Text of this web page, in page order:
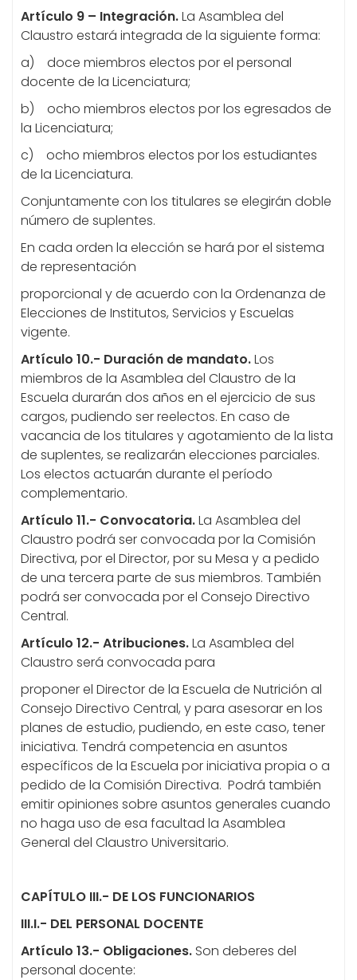
Artículo 9 – Integración.La Asamblea del
Claustro estará integrada de la siguiente forma:
a) doce miembros electos por el personal
docente de la Licenciatura;
b) ocho miembros electos por los egresados de
la Licenciatura;
c) ocho miembros electos por los estudiantes
de la Licenciatura.
Conjuntamente con los titulares se elegirán doble
número de suplentes.
En cada orden la elección se hará por el sistema
de representación
proporcional y de acuerdo con la Ordenanza de
Elecciones de Institutos, Servicios y Escuelas
vigente.
Artículo 10.- Duración de mandato.Los
miembros de la Asamblea del Claustro de la
Escuela durarán dos años en el ejercicio de sus
cargos, pudiendo ser reelectos. En caso de
vacancia de los titulares y agotamiento de la lista
de suplentes, se realizarán elecciones parciales.
Los electos actuarán durante el período
complementario.
Artículo 11.- Convocatoria.La Asamblea del
Claustro podrá ser convocada por la Comisión
Directiva, por el Director, por su Mesa y a pedido
de una tercera parte de sus miembros. También
podrá ser convocada por el Consejo Directivo
Central.
Artículo 12.- Atribuciones.La Asamblea del
Claustro será convocada para
proponer el Director de la Escuela de Nutrición al
Consejo Directivo Central, y para asesorar en los
planes de estudio, pudiendo, en este caso, tener
iniciativa. Tendrá competencia en asuntos
específicos de la Escuela por iniciativa propia o a
pedido de la Comisión Directiva. Podrá también
emitir opiniones sobre asuntos generales cuando
no haga uso de esa facultad la Asamblea
General del Claustro Universitario.
CAPÍTULO III.- DE LOS FUNCIONARIOS
III.I.- DEL PERSONAL DOCENTE
Artículo 13.- Obligaciones. Son deberes del
personal docente: